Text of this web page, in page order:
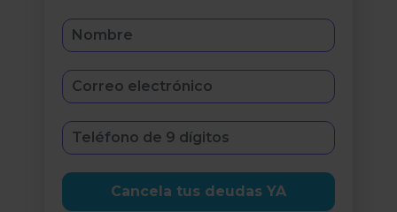
Cancela tus deudas YA